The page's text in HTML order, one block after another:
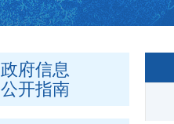
政府信息
公开指南